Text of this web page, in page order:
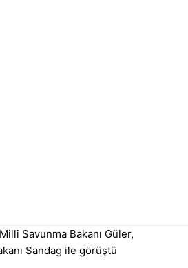
Milli Savunma Bakanı Güler,
Sandag ile görüştü